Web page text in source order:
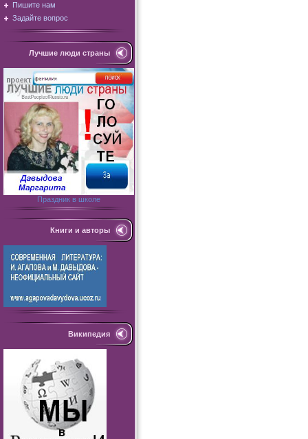
Пишите нам
Задайте вопрос
Лучшие люди страны
Праздник в школе
Книги и авторы
Википедия